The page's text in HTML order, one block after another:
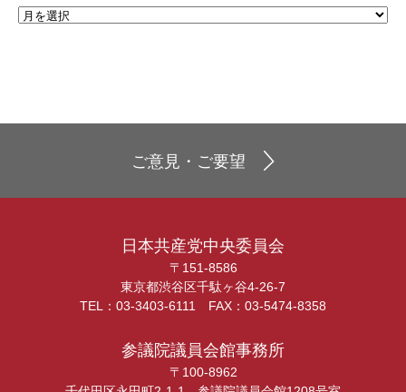
ご意見・ご要望
日本共産党中央委員会
〒151-8586
東京都渋谷区千駄ヶ谷4-26-7
TEL：03-3403-6111 FAX：03-5474-8358
参議院議員会館事務所
〒100-8962